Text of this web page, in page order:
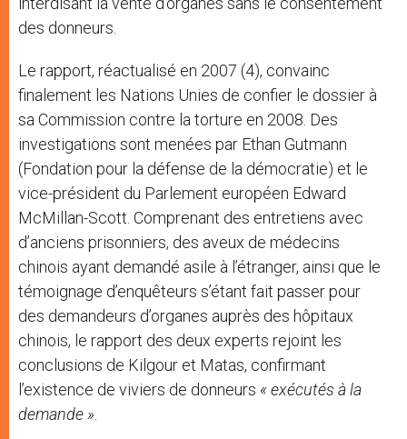
des donneurs.
Le rapport, réactualisé en 2007 (4), convainc
finalement les Nations Unies de confier le dossier à
sa Commission contre la torture en 2008. Des
investigations sont menées par Ethan Gutmann
(Fondation pour la défense de la démocratie) et le
vice-président du Parlement européen Edward
McMillan-Scott. Comprenant des entretiens avec
d’anciens prisonniers, des aveux de médecins
chinois ayant demandé asile à l’étranger, ainsi que le
témoignage d’enquêteurs s’étant fait passer pour
des demandeurs d’organes auprès des hôpitaux
chinois, le rapport des deux experts rejoint les
conclusions de Kilgour et Matas, confirmant
l’existence de viviers de donneurs « exécutés à la
demande »